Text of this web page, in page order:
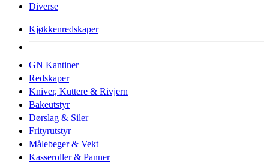
Diverse
Kjøkkenredskaper
GN Kantiner
Redskaper
Kniver, Kuttere & Rivjern
Bakeutstyr
Dørslag & Siler
Frityrutstyr
Målebeger & Vekt
Kasseroller & Panner